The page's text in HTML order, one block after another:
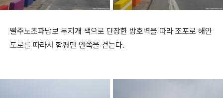
빨주노초파남보 무지개 색으로 단장한 방호벽을 따라 조포로 해안
도로를 따라서 함평만 안쪽을 걷는다.